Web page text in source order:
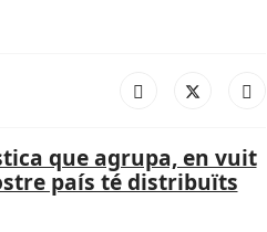
que agrupa, en vuit
país té distribuïts